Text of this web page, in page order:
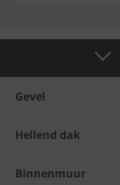
Gevel
Hellend dak
Binnenmuur